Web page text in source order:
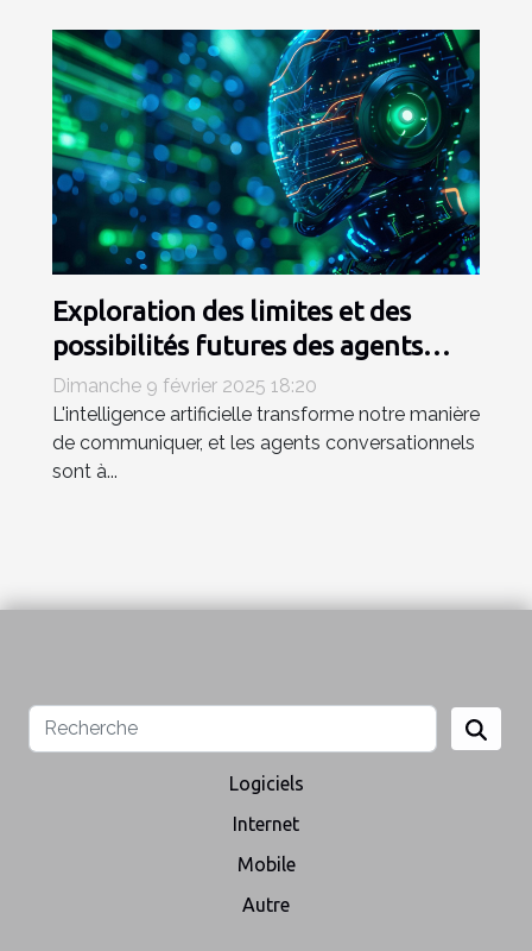
Exploration des limites et des
possibilités futures des agents
conversationnels IA
Dimanche 9 février 2025 18:20
L'intelligence artificielle transforme notre manière
de communiquer, et les agents conversationnels
sont à...
Logiciels
Internet
Mobile
Autre